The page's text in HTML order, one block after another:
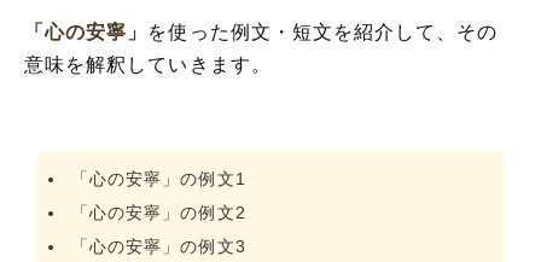
「心の安寧」 を使った例文・短文を紹介して、その
意味を解釈していきます。
「心の安寧」の例文1
「心の安寧」の例文2
「心の安寧」の例文3